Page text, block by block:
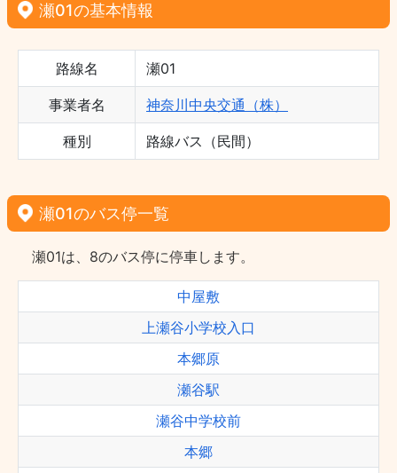
瀬01の基本情報
路線名 瀬01
事業者名 神奈川中央交通（株）
種別 路線バス（民間）
瀬01のバス停一覧
瀬01は、8のバス停に停車します。
中屋敷
上瀬谷小学校入口
本郷原
瀬谷駅
瀬谷中学校前
本郷